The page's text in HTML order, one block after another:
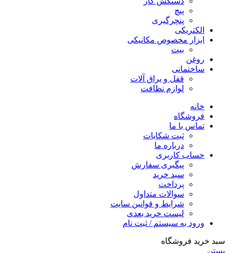
پیچ
پنچرگیری
الکتریکی
ابزار مخصوص مکانیکی
بیت
روغن
ساختمانی
قفل و یراق آلات
لوازم نظافت
خانه
فروشگاه
تماس با ما
ثبت شکایات
درباره ما
حساب کاربری
پیگیری سفارش
سبد خرید
پرداخت
سوالات متداول
شرایط و قوانین سایت
لیست خرید بعدی
ورود به سیستم / ثبت نام
سبد خرید فروشگاه
بستن